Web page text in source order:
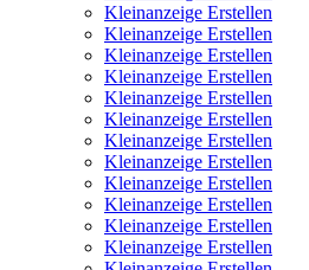
Kleinanzeige Erstellen
Kleinanzeige Erstellen
Kleinanzeige Erstellen
Kleinanzeige Erstellen
Kleinanzeige Erstellen
Kleinanzeige Erstellen
Kleinanzeige Erstellen
Kleinanzeige Erstellen
Kleinanzeige Erstellen
Kleinanzeige Erstellen
Kleinanzeige Erstellen
Kleinanzeige Erstellen